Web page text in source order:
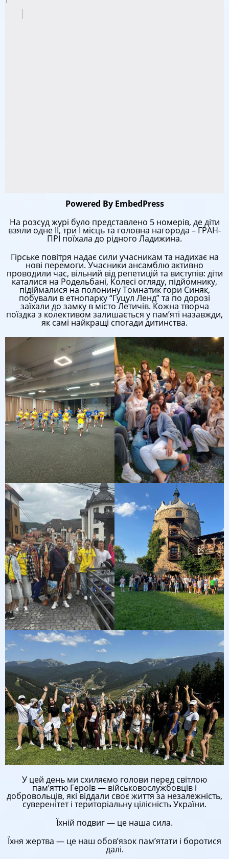
Powered By EmbedPress
На розсуд журі було представлено 5 номерів, де діти
взяли одне ІІ, три І місць та головна нагорода – ГРАН-
ПРІ поїхала до рідного Ладижина.
Гірське повітря надає сили учасникам та надихає на
нові перемоги. Учасники ансамблю активно
проводили час, вільний від репетицій та виступів: діти
каталися на Родельбані, Колесі огляду, підйомнику,
підіймалися на полонину Томнатик гори Синяк,
побували в етнопарку “Гуцул Ленд” та по дорозі
заїхали до замку в місто Летичів. Кожна творча
поїздка з колективом залишається у пам’яті назавжди,
як самі найкращі спогади дитинства.
У цей день ми схиляємо голови перед світлою
пам’яттю Героїв — військовослужбовців і
добровольців, які віддали своє життя за незалежність,
суверенітет і територіальну цілісність України.
Їхній подвиг — це наша сила.
Їхня жертва — це наш обов’язок пам’ятати і боротися
далі.